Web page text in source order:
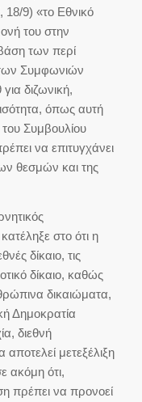
9) «το Εθνικό
του στην
των περί
Συμφωνιών
διζωνική,
ισότητα, όπως αυτή
Συμβουλίου
να επιτυγχάνει
θεσμών και της
στο ότι η
δίκαιο, τις
δίκαιο, καθώς
δικαιώματα,
Δημοκρατία
διεθνή
μετεξέλιξη
ακόμη ότι,
πρέπει να προνοεί